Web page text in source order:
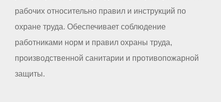
рабочих относительно правил и инструкций по
охране труда. Обеспечивает соблюдение
работниками норм и правил охраны труда,
производственной санитарии и противопожарной
защиты.